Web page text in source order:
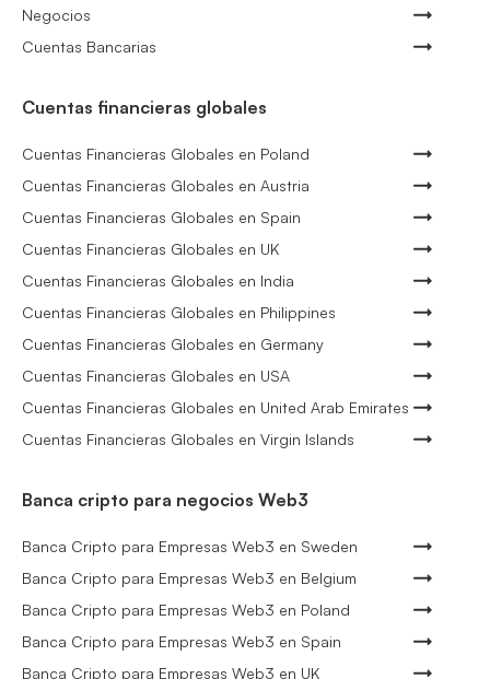
Negocios
Cuentas Bancarias
Cuentas financieras globales
Cuentas Financieras Globales en Poland
Cuentas Financieras Globales en Austria
Cuentas Financieras Globales en Spain
Cuentas Financieras Globales en UK
Cuentas Financieras Globales en India
Cuentas Financieras Globales en Philippines
Cuentas Financieras Globales en Germany
Cuentas Financieras Globales en USA
Cuentas Financieras Globales en United Arab Emirates
Cuentas Financieras Globales en Virgin Islands
Banca cripto para negocios Web3
Banca Cripto para Empresas Web3 en Sweden
Banca Cripto para Empresas Web3 en Belgium
Banca Cripto para Empresas Web3 en Poland
Banca Cripto para Empresas Web3 en Spain
Banca Cripto para Empresas Web3 en UK